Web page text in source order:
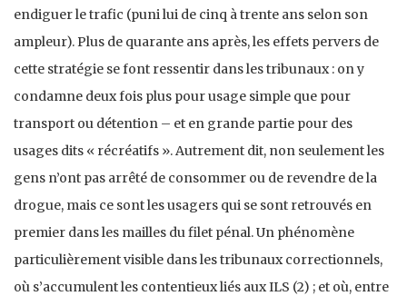
endiguer le trafic (puni lui de cinq à trente ans selon son
ampleur). Plus de quarante ans après, les effets pervers de
cette stratégie se font ressentir dans les tribunaux : on y
condamne deux fois plus pour usage simple que pour
transport ou détention – et en grande partie pour des
usages dits « récréatifs ». Autrement dit, non seulement les
gens n’ont pas arrêté de consommer ou de revendre de la
drogue, mais ce sont les usagers qui se sont retrouvés en
premier dans les mailles du filet pénal. Un phénomène
particulièrement visible dans les tribunaux correctionnels,
où s’accumulent les contentieux liés aux ILS (2) ; et où, entre